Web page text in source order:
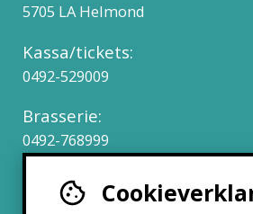
5705 LA Helmond
Kassa/tickets:
0492-529009
Brasserie:
0492-768999
Werken bij